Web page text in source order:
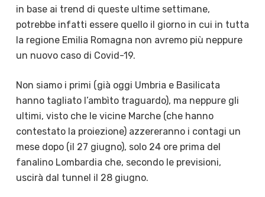
in base ai trend di queste ultime settimane,
potrebbe infatti essere quello il giorno in cui in tutta
la regione Emilia Romagna non avremo più neppure
un nuovo caso di Covid-19.
Non siamo i primi (già oggi Umbria e Basilicata
hanno tagliato l’ambìto traguardo), ma neppure gli
ultimi, visto che le vicine Marche (che hanno
contestato la proiezione) azzereranno i contagi un
mese dopo (il 27 giugno), solo 24 ore prima del
fanalino Lombardia che, secondo le previsioni,
uscirà dal tunnel il 28 giugno.